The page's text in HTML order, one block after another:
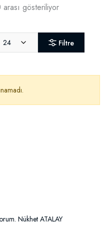
gösteriliyor
24 Filtre
Nükhet ATALAY